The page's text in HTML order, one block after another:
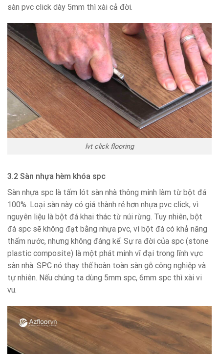
sàn pvc click dày 5mm thì xài cả đời.
lvt click flooring
3.2 Sàn nhựa hèm khóa spc
Sàn nhựa spc là tấm lót sàn nhà thông minh làm từ bột đá
100%. Loại sàn này có giá thành rẻ hơn nhựa pvc click, vì
nguyên liệu là bột đá khai thác từ núi rừng. Tuy nhiên, bột
đá spc sẽ không đạt bằng nhựa pvc, vì bột đá có khả năng
thấm nước, nhưng không đáng kể. Sự ra đời của spc (stone
plastic composite) là một phát minh vĩ đại trong lĩnh vực
sàn nhà. SPC nó thay thế hoàn toàn sàn gỗ công nghiệp và
tự nhiên. Nếu chúng ta dùng 5mm spc, 6mm spc thì xài vi
vu.